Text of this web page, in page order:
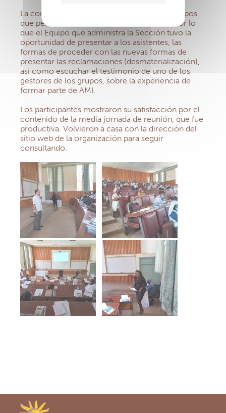
La concurrencia de representantes de los grupos
que pertenecen a esta Sección fue buena, por lo
que el Equipo que administra la Sección tuvo la
oportunidad de presentar a los asistentes, las
formas de proceder con las nuevas formas de
presentar las reclamaciones (desmaterialización),
así como escuchar el testimonio de uno de los
gestores de los grupos, sobre la experiencia de
formar parte de AMI.
Los participantes mostraron su satisfacción por el
contenido de la media jornada de reunión, que fue
productiva. Volvieron a casa con la dirección del
sitio web de la organización para seguir
consultando.